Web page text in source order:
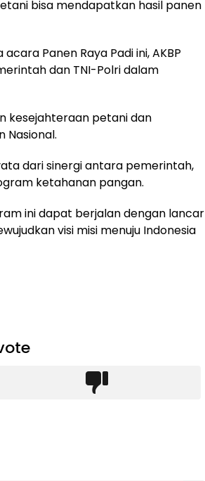
bisa mendapatkan hasil panen
Panen Raya Padi ini, AKBP
dan TNI-Polri dalam
kesejahteraan petani dan
Nasional.
dari sinergi antara pemerintah,
ketahanan pangan.
ini dapat berjalan dengan lancar
visi misi menuju Indonesia